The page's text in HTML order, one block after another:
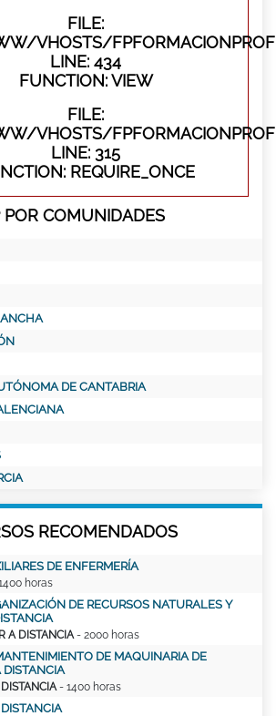
FILE:
VHOSTS/
LINE: 434
FUNCTION: VIEW
FILE:
VHOSTS/
LINE: 315
REQUIRE_ONCE
POR COMUNIDADES
DE CANTABRIA
RECOMENDADOS
DE ENFERMERÍA
horas
DE RECURSOS NATURALES Y
A DISTANCIA - 2000 horas
DE MAQUINARIA DE
- 1400 horas